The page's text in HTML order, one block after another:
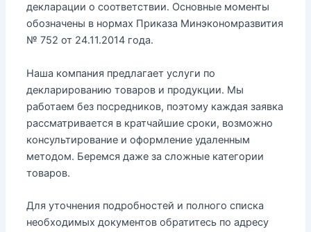
декларации о соответствии. Основные моменты
обозначены в нормах Приказа Минэкономразвития
№ 752 от 24.11.2014 года.
Наша компания предлагает услуги по
декларированию товаров и продукции. Мы
работаем без посредников, поэтому каждая заявка
рассматривается в кратчайшие сроки, возможно
консультирование и оформление удаленным
методом. Беремся даже за сложные категории
товаров.
Для уточнения подробностей и полного списка
необходимых документов обратитесь по адресу